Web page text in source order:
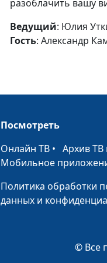
разоблачить вашу
Ведущий: Юлия
Гость: Александр
Посмотреть
Онлайн ТВ • Архив
Мобильное
Политика обработки
данных и
© Все